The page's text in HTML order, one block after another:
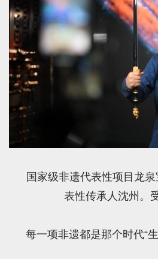
国家级非遗代表性项目龙
表性传承人沈州。
每一项非遗都是那个时代“